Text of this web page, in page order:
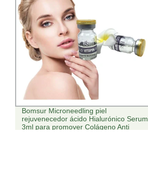
Venta al por mayor en línea en
Maquillaje de Maquillaje Remover Balm
cara Limpieza profunda Eliminación de